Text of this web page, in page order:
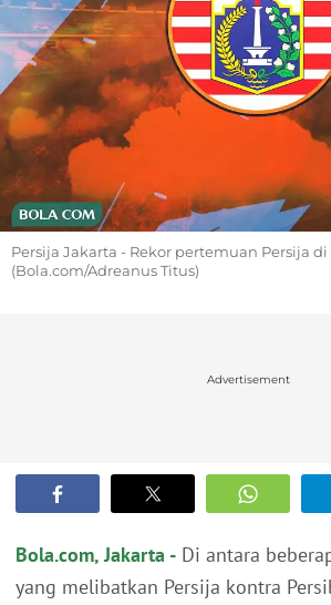
Persija Jakarta - Rekor pertemuan Persija
(Bola.com/Adreanus Titus)
Advertisement
Bola.com, Jakarta - Di antara
yang melibatkan Persija kontra